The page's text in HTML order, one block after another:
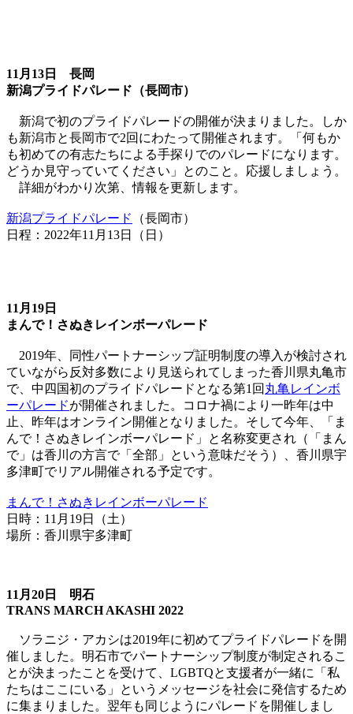
11月13日 長岡
新潟プライドパレード（長岡市）
新潟で初のプライドパレードの開催が決まりました。しか
も新潟市と長岡市で2回にわたって開催されます。「何もか
も初めての有志たちによる手探りでのパレードになります。
どうか見守っていてください」とのこと。応援しましょう。
詳細がわかり次第、情報を更新します。
新潟プライドパレード
（長岡市）
日程：2022年11月13日（日）
11月19日
まんで！さぬきレインボーパレード
2019年、同性パートナーシップ証明制度の導入が検討され
ていながら反対多数により見送られてしまった香川県丸亀市
で、中四国初のプライドパレードとなる第1回 丸亀レインボ
ーパレードが開催されました。コロナ禍により一昨年は中
止、昨年はオンライン開催となりました。そして今年、「ま
んで！さぬきレインボーパレード」と名称変更され（「まん
で」は香川の方言で「全部」という意味だそう）、香川県宇
多津町でリアル開催される予定です。
まんで！さぬきレインボーパレード
日時：11月19日（土）
場所：香川県宇多津町
11月20日 明石
TRANS MARCH AKASHI 2022
ソラニジ・アカシは2019年に初めてプライドパレードを開
催しました。明石市でパートナーシップ制度が制定されるこ
とが決まったことを受けて、LGBTQと支援者が一緒に「私
たちはここにいる」というメッセージを社会に発信するため
に集まりました。翌年も同じようにパレードを開催しまし